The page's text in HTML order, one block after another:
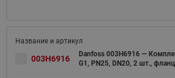
003H6916
Danfoss 003H6916 —
G1, PN25, DN20, 2 шт.,